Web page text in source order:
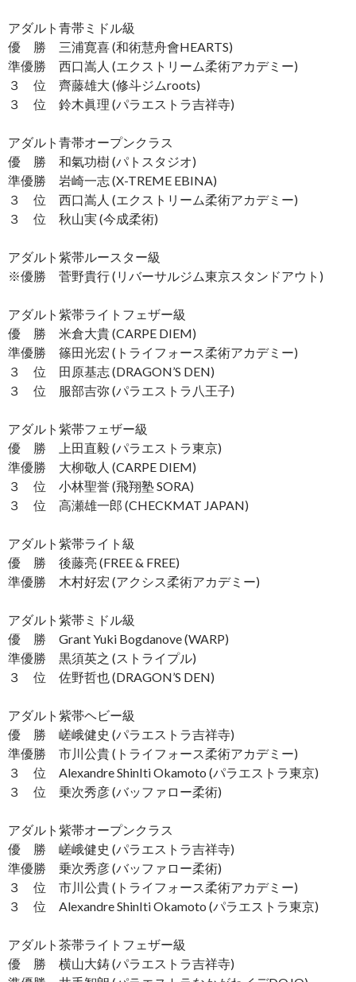
アダルト青帯ミドル級
優 勝 三浦寛喜 (和術慧舟會HEARTS)
準優勝 西口嵩人 (エクストリーム柔術アカデミー)
３ 位 齊藤雄大 (修斗ジムroots)
３ 位 鈴木眞理 (パラエストラ吉祥寺)
アダルト青帯オープンクラス
優 勝 和氣功樹 (パトスタジオ)
準優勝 岩崎一志 (X-TREME EBINA)
３ 位 西口嵩人 (エクストリーム柔術アカデミー)
３ 位 秋山実 (今成柔術)
アダルト紫帯ルースター級
※優勝 菅野貴行 (リバーサルジム東京スタンドアウト)
アダルト紫帯ライトフェザー級
優 勝 米倉大貴 (CARPE DIEM)
準優勝 篠田光宏 (トライフォース柔術アカデミー)
３ 位 田原基志 (DRAGON’S DEN)
３ 位 服部吉弥 (パラエストラ八王子)
アダルト紫帯フェザー級
優 勝 上田直毅 (パラエストラ東京)
準優勝 大柳敬人 (CARPE DIEM)
３ 位 小林聖誉 (飛翔塾 SORA)
３ 位 高瀬雄一郎 (CHECKMAT JAPAN)
アダルト紫帯ライト級
優 勝 後藤亮 (FREE & FREE)
準優勝 木村好宏 (アクシス柔術アカデミー)
アダルト紫帯ミドル級
優 勝 Grant Yuki Bogdanove (WARP)
準優勝 黒須英之 (ストライプル)
３ 位 佐野哲也 (DRAGON’S DEN)
アダルト紫帯ヘビー級
優 勝 嵯峨健史 (パラエストラ吉祥寺)
準優勝 市川公貴 (トライフォース柔術アカデミー)
３ 位 Alexandre ShinIti Okamoto (パラエストラ東京)
３ 位 乗次秀彦 (バッファロー柔術)
アダルト紫帯オープンクラス
優 勝 嵯峨健史 (パラエストラ吉祥寺)
準優勝 乗次秀彦 (バッファロー柔術)
３ 位 市川公貴 (トライフォース柔術アカデミー)
３ 位 Alexandre ShinIti Okamoto (パラエストラ東京)
アダルト茶帯ライトフェザー級
優 勝 横山大鋳 (パラエストラ吉祥寺)